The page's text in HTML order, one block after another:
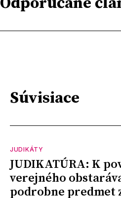
Súvisiace
JUDIKÁTY
JUDIKATÚRA: K
verejného
podrobne predmet